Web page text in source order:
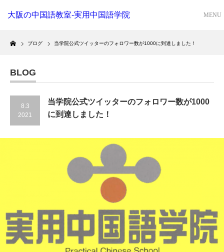
大阪の中国語教室-実用中国語学院
Home
ブログ 当学院公式ツイッターのフォロワー数が1000に到達しました！
BLOG
8.3
2021
当学院公式ツイッターのフォロワー数が1000
に到達しました！